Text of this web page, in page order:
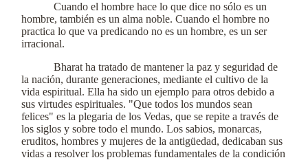
Cuando el hombre hace lo que dice no sólo es un
hombre, también es un alma noble. Cuando el hombre no
practica lo que va predicando no es un hombre, es un ser
irracional.
Bharat ha tratado de mantener la paz y seguridad de
la nación, durante generaciones, mediante el cultivo de la
vida espiritual. Ella ha sido un ejemplo para otros debido a
sus virtudes espirituales. "Que todos los mundos sean
felices" es la plegaria de los Vedas, que se repite a través de
los siglos y sobre todo el mundo. Los sabios, monarcas,
eruditos, hombres y mujeres de la antigüedad, dedicaban sus
vidas a resolver los problemas fundamentales de la condición